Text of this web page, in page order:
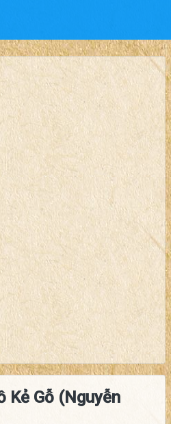
Kẻ Gỗ (Nguyễn